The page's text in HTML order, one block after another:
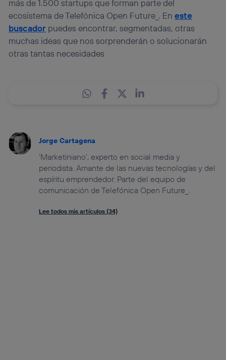
más de 1.500 startups que forman parte del
ecosistema de Telefónica Open Future_. Eneste
buscador puedes encontrar, segmentadas, otras
muchas ideas que nos sorprenderán o solucionarán
otras tantas necesidades
Jorge Cartagena
‘Marketiniano’, experto en social media y
periodista. Amante de las nuevas tecnologías y del
espíritu emprendedor. Parte del equipo de
comunicación de Telefónica Open Future_.
Lee todos mis artículos (34)